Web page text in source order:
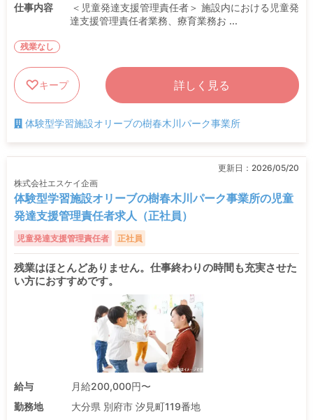
仕事内容
＜児童発達支援管理責任者＞ 施設内における児童発
達支援管理責任者業務、療育業務お ...
残業なし
キープ 詳しく見る
体験型学習施設オリーブの樹春木川パーク事業所
更新日： 2026/05/20
株式会社エスケイ企画
体験型学習施設オリーブの樹春木川パーク事業所の児童
発達支援管理責任者求人（正社員）
児童発達支援管理責任者 正社員
残業はほとんどありません。仕事終わりの時間も充実させた
い方におすすめです。
給与
月給200,000円〜
勤務地
大分県 別府市 汐見町119番地